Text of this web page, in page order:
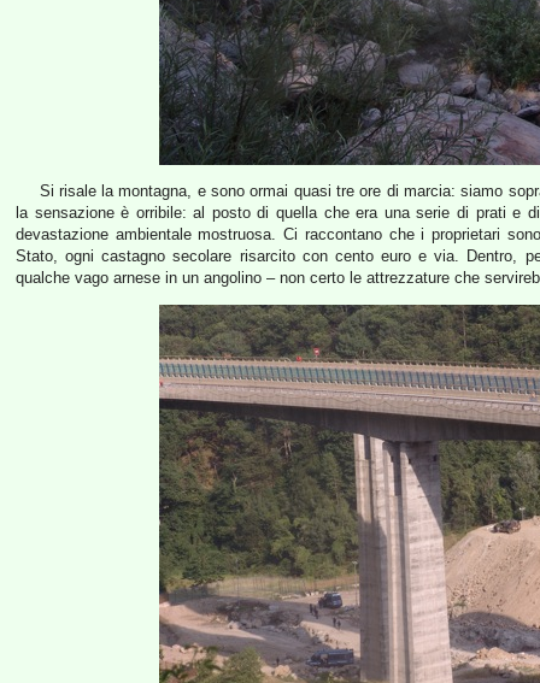
Si risale la montagna, e sono ormai quasi tre ore di marcia: siamo
la sensazione è orribile: al posto di quella che era una serie di prati e
devastazione ambientale mostruosa. Ci raccontano che i proprietari
Stato, ogni castagno secolare risarcito con cento euro e via. Dentro,
qualche vago arnese in un angolino – non certo le attrezzature che